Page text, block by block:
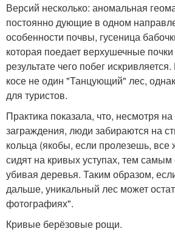
Версий несколько: аномальная
постоянно дующие в одном
особенности почвы, гусеница
которая поедает верхушечные
результате чего побег
косе не один "Танцующий" лес,
для туристов.
Практика показала, что, несмотря
заграждения, люди забираются на
кольца (якобы, если пролезешь, все
сидят на кривых уступах, тем самым
убивая деревья. Таким образом,
дальше, уникальный лес может
фотографиях".
Кривые берёзовые рощи.